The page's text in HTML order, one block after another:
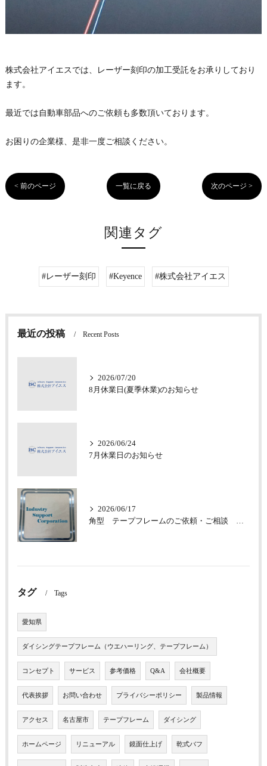
株式会社アイエスでは、レーザー刻印の加工受託をお承りしており
ます。
最近では自動車部品へのご依頼も多数頂いております。
お困りの企業様、是非一度ご相談ください。
< 前のページ 一覧に戻る 次のページ >
関連タグ
#レーザー刻印 #Keyence #株式会社アイエス
最近の投稿 Recent Posts
2026/07/20
8月休業日(夏季休業)のお知らせ
2026/06/24
7月休業日のお知らせ
2026/06/17
角型 テープフレームのご依頼・ご相談 承っております
タグ Tags
愛知県
ダイシングテープフレーム（ウエハーリング、テープフレーム）
コンセプト サービス 参考価格 Q&A 会社概要
代表挨拶 お問い合わせ プライバシーポリシー 製品情報
アクセス 名古屋市 テープフレーム ダイシング
ホームページ リニューアル 鏡面仕上げ 乾式バフ